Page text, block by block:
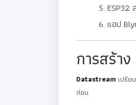
ESP32
แอป
การสร้า
Datastream เปรีย
ก่อน